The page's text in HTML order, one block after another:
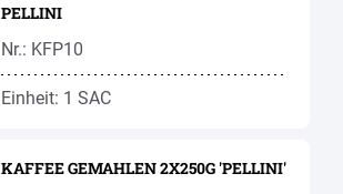
PELLINI
Nr.: KFP10
Einheit: 1 SAC
KAFFEE GEMAHLEN 2X250G 'PELLINI'